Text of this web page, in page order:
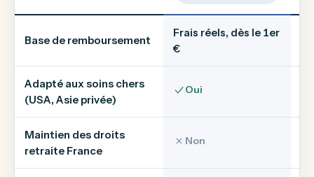
Base de remboursement
Frais réels, dès le 1er
€
Adapté aux soins chers
(USA, Asie privée)
Oui
Maintien des droits
retraite France
Non